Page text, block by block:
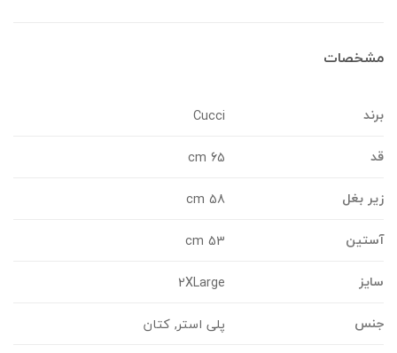
مشخصات
برند
Cucci
زیر بغل
58 cm
آستین
53 cm
سایز
2XLarge
جنس
پلی استر, کتان